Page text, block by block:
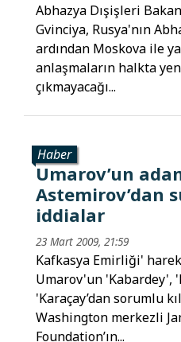
Abhazya Dışişleri
Gvinciya, Rusya'nın
ardından Moskova ile
anlaşmaların halkta
çıkmayacağı...
Haber
Umarov’un
Astemirov’dan
iddialar
23 Mart 2009, 21:59
Kafkasya Emirliği'
Umarov'un 'Kabardey',
'Karaçay’dan sorumlu
Washington merkezli
Foundation’ın...